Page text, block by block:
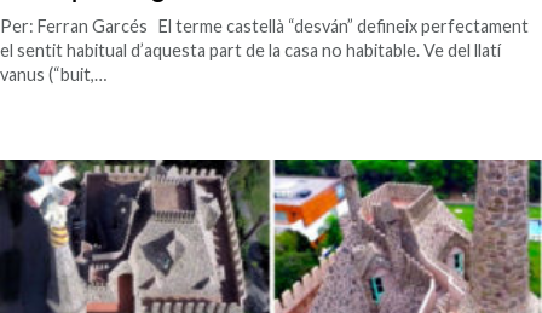
Per: Ferran Garcés El terme castellà “desván” defineix perfectament
el sentit habitual d’aquesta part de la casa no habitable. Ve del llatí
vanus (“buit,…